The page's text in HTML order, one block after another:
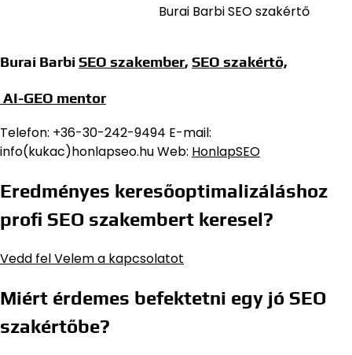
Burai Barbi SEO szakértő
Burai Barbi SEO szakember, SEO szakértő,
AI-GEO mentor
Telefon: +36-30-242-9494 E-mail:
info(kukac)honlapseo.hu Web: HonlapSEO
Eredményes keresőoptimalizáláshoz
profi SEO szakembert keresel?
Vedd fel Velem a kapcsolatot
Miért érdemes befektetni egy jó SEO
szakértőbe?